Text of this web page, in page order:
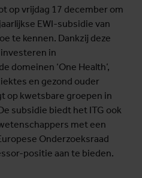
op vrijdag 17 december om
EWI-subsidie van
te kennen. Dankzij deze
in
domeinen ‘One Health’,
en gezond ouder
op kwetsbare groepen in
subsidie biedt het ITG ook
met een
Onderzoeksraad
positie aan te bieden.